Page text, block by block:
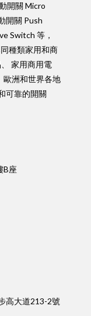
開關 Micro
開關 Push
Switch 等，
種類家用和商
家用商用電
歐洲和世界各地
可靠的開關
B座
高大道213-2號